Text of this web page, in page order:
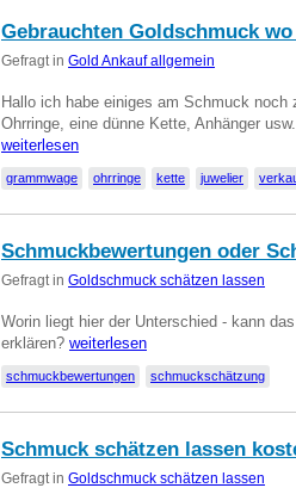
Gebrauchten Goldschmuck
Gefragt in Gold Ankauf allgemein
Hallo ich habe einiges am Schmuck noch
Ohrringe, eine dünne Kette, Anhänger
weiterlesen
grammwage ohrringe kette juwelier
Schmuckbewertungen oder
Gefragt in Goldschmuck schätzen lassen
Worin liegt hier der Unterschied - kann
erklären? weiterlesen
schmuckbewertungen schmuckschätzung
Schmuck schätzen lassen
Gefragt in Goldschmuck schätzen lassen